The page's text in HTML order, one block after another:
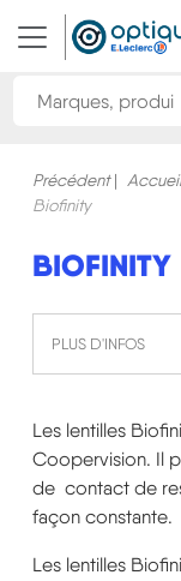
Rechercher une
Précédent| Accueil
Biofinity
BIOFINITY
PLUS D'INFOS
Les lentilles
Coopervision. Il
de contact de
façon constante.
Les lentilles